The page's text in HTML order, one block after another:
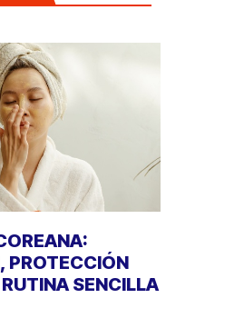
PROTECCIÓN
SENCILLA